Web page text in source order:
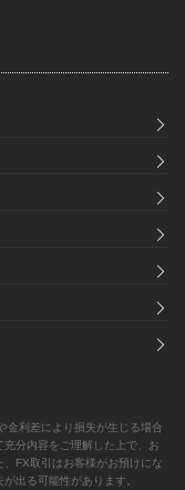
金利差により損失が生じる場合
分内容をご理解した上で、お
FX取引はお客様がお預けにな
出る可能性があります。